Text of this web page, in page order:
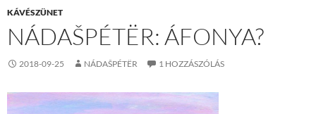
KÁVÉSZÜNET
NÁDAŠPÉTËR: ÁFONYA?
2018-09-25 NÁDAŠPÉTËR 1 HOZZÁSZÓLÁS